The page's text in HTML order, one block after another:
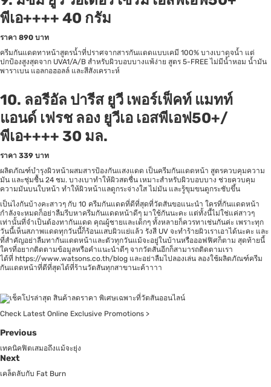
พีเอ++++ 40 กรัม
ราคา 890 บาท
ครีมกันแดดทาหน้าสูตรน้ำที่ปราศจากสารกันแดดแบบเคมี 100% บางเบาดุจน้ำ แต่
ปกป้องสูงสุดจาก UVA1/A/B สำหรับผิวบอบบางแพ้ง่าย สูตร 5-FREE ไม่มีน้ำหอม น้ำมัน
พาราเบน แอลกอฮอลล์ และสีสังเคราะห์
10. ลอรีอัล ปารีส ยูวี เพอร์เฟ็คท์ แมทท์
แอนด์ เฟรช ลอง ยูวีเอ เอสพีเอฟ50+/
พีเอ++++ 30 มล.
ราคา 339 บาท
ผลิตภัณฑ์บำรุงผิวหน้าผสมสารป้องกันแสงแดด เป็นครีมกันแดดหน้า สูตรควบคุมความ
มัน และชุ่มชื้น 24 ชม. บางเบาทำให้ผิวสดชื่น เหมาะสำหรับผิวบอบบาง ช่วยควบคุม
ความมันบนใบหน้า ทำให้ผิวหน้าแลดูกระจ่างใส ไม่มัน และรู้ขุมขนดูกระชับขึ้น
เป็นไงกันบ้างคะสาวๆ กับ 10 ครีมกันแดดที่ดีที่สุดที่วัตสันขอแนะนำ ใครที่กันแดดหน้า
กำลังจะหมดก็อย่าลืมรีบหาครีมกันแดดหน้าดีๆ มาใช้กันนะคะ แต่ทั้งนี้ไม่ใช่แค่สาวๆ
เท่านั้นที่จำเป็นต้องทากันแดด คุณผู้ชายและเด็กๆ ทั้งหลายก็ควรทาเช่นกันค่ะ เพราะทุก
วันนี้เห็นสภาพแดดทุกวันนี้ก็ร้อนแสบผิวแย่แล้ว รังสี UV จะทำร้ายผิวเราเอาได้นะคะ และ
ที่สำคัญอย่าลืมทากันแดดหน้าและตัวทุกวันแม้จะอยู่ในบ้านหรือออฟฟิศก็ตาม สุดท้ายนี้
ใครที่อยากติดตามข้อมูลหรือคำแนะนำดีๆ จากวัตสันอีกก็สามารถติดตามเรา
ได้ที่ https://www.watsons.co.th/blog และอย่าลืมไปลองเล่น ลองใช้ผลิตภัณฑ์ครีม
กันแดดหน้าที่ดีที่สุดได้ที่ร้านวัตสันทุกสาขานะค้าาาา
Check Latest Online Exclusive Promotions >
Previous
เทคนิคฟิตเสมอถึงแม้จะยุ่ง
Next
เคล็ดลับกับ Fat Burn